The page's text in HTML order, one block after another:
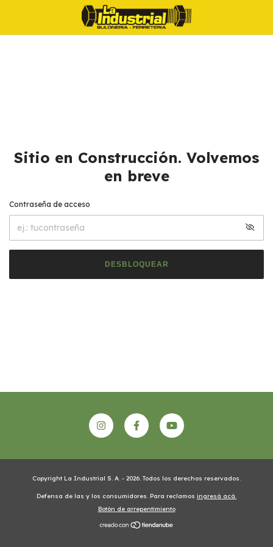
Sitio en Construcción. Volvemos
en breve
Contraseña de acceso
DESBLOQUEAR
Copyright La Industrial S. A. - 2026. Todos los derechos reservados.
Defensa de las y los consumidores. Para reclamos ingresá acá.
Botón de arrepentimiento